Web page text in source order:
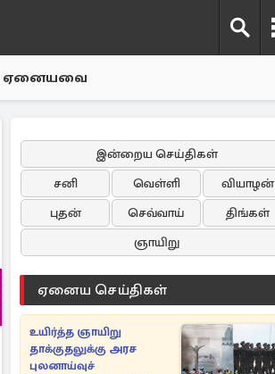
ஏனையவை
இன்றைய செய்திகள்
சனி
வெள்ளி
வியாழன்
புதன்
செவ்வாய்
திங்கள்
ஞாயிறு
ஏனைய செய்திகள்
உயிர்த்த ஞாயிறு
தாக்குதலுக்கு அரச
புலனாய்வுச்